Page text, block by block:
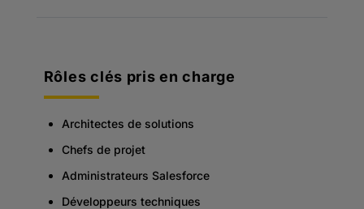
Rôles clés pris en charge
Architectes de solutions
Chefs de projet
Administrateurs Salesforce
Développeurs techniques